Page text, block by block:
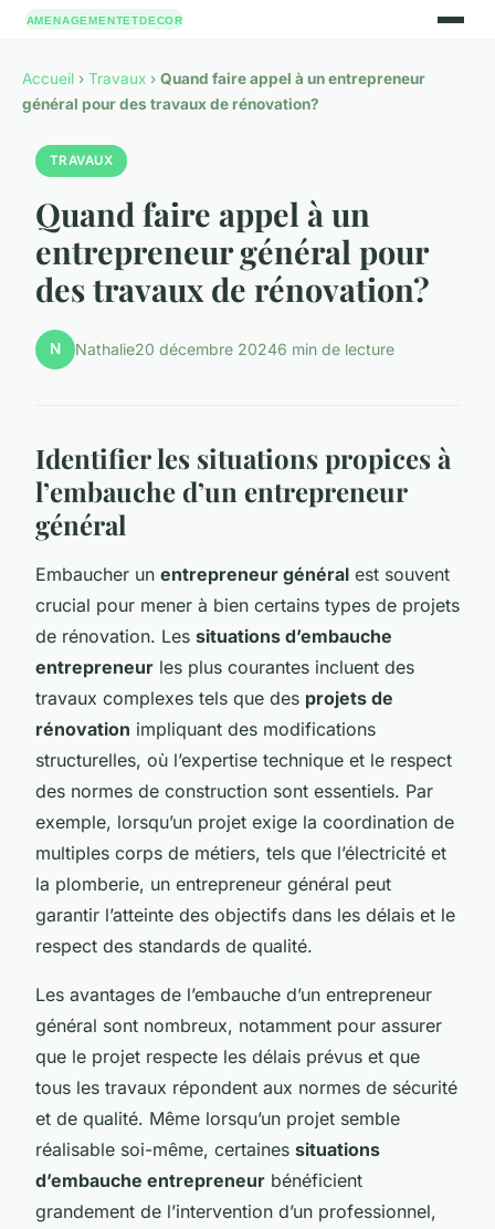
Accueil › Travaux › Quand faire appel à un entrepreneur
général pour des travaux de rénovation?
TRAVAUX
Quand faire appel à un
entrepreneur général pour
des travaux de rénovation?
N Nathalie20 décembre 20246 min de lecture
Identifier les situations propices à
l’embauche d’un entrepreneur
général
Embaucher un entrepreneur général est souvent
crucial pour mener à bien certains types de projets
de rénovation. Les situations d’embauche
entrepreneur les plus courantes incluent des
travaux complexes tels que des projets de
rénovation impliquant des modifications
structurelles, où l’expertise technique et le respect
des normes de construction sont essentiels. Par
exemple, lorsqu’un projet exige la coordination de
multiples corps de métiers, tels que l’électricité et
la plomberie, un entrepreneur général peut
garantir l’atteinte des objectifs dans les délais et le
respect des standards de qualité.
Les avantages de l’embauche d’un entrepreneur
général sont nombreux, notamment pour assurer
que le projet respecte les délais prévus et que
tous les travaux répondent aux normes de sécurité
et de qualité. Même lorsqu’un projet semble
réalisable soi-même, certaines situations
d’embauche entrepreneur bénéficient
grandement de l’intervention d’un professionnel,